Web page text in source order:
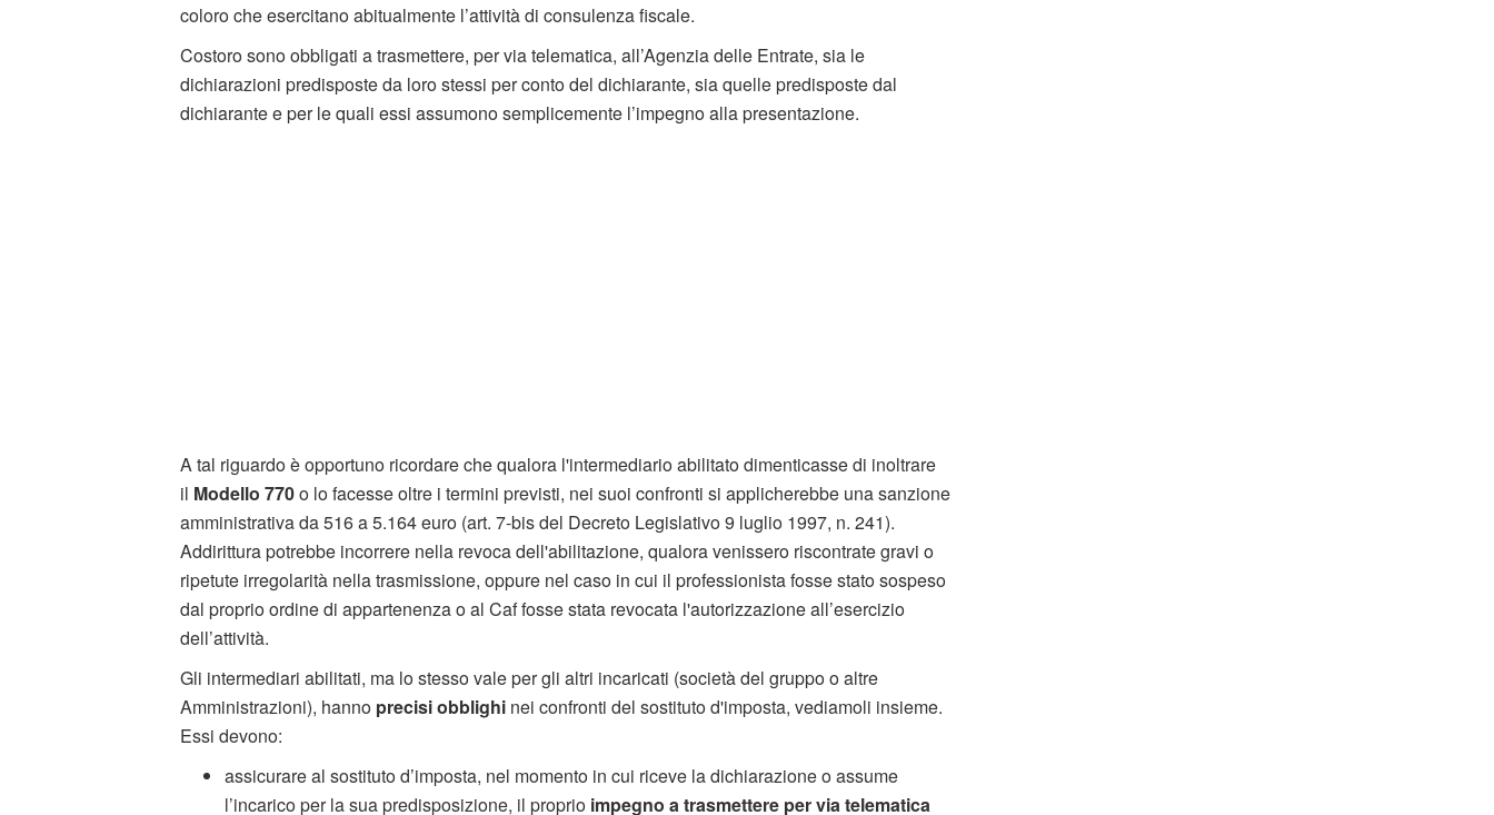
coloro che esercitano abitualmente l’attività di consulenza fiscale.
Costoro sono obbligati a trasmettere, per via telematica, all’Agenzia delle Entrate, sia le
dichiarazioni predisposte da loro stessi per conto del dichiarante, sia quelle predisposte dal
dichiarante e per le quali essi assumono semplicemente l’impegno alla presentazione.
A tal riguardo è opportuno ricordare che qualora l'intermediario abilitato dimenticasse di inoltrare
il Modello 770o lo facesse oltre i termini previsti, nei suoi confronti si applicherebbe una sanzione
amministrativa da 516 a 5.164 euro (art. 7-bis del Decreto Legislativo 9 luglio 1997, n. 241).
Addirittura potrebbe incorrere nella revoca dell'abilitazione, qualora venissero riscontrate gravi o
ripetute irregolarità nella trasmissione, oppure nel caso in cui il professionista fosse stato sospeso
dal proprio ordine di appartenenza o al Caf fosse stata revocata l'autorizzazione all’esercizio
dell’attività.
Gli intermediari abilitati, ma lo stesso vale per gli altri incaricati (società del gruppo o altre
Amministrazioni), hanno precisi obblighi nei confronti del sostituto d'imposta, vediamoli insieme.
Essi devono:
assicurare al sostituto d’imposta, nel momento in cui riceve la dichiarazione o assume
l’incarico per la sua predisposizione, il proprio impegno a trasmettere per via telematica